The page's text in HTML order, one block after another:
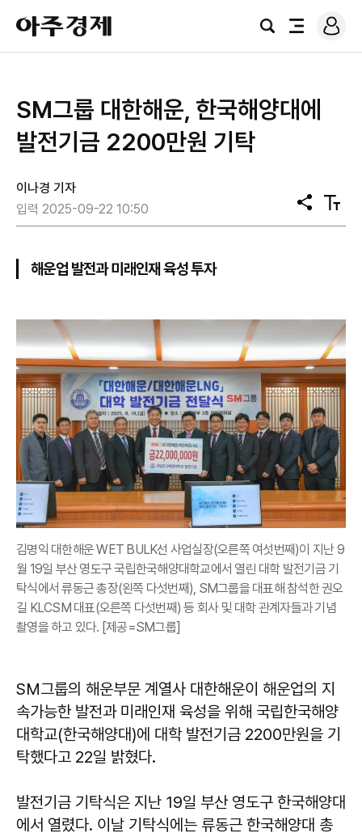
아
주
경
검
전
로
그
SM그룹 대한해운, 한국해양대에
발전기금 2200만원 기탁
이나경 기자
입력 2025-09-22 10:50
공
유
텍
스
해운업 발전과 미래인재 육성 투자
김명익 대한해운 WET BULK선 사업실장(오른쪽 여섯번째)이 지난 9
월 19일 부산 영도구 국립한국해양대학교에서 열린 대학 발전기금 기
탁식에서 류동근 총장(왼쪽 다섯번째), SM그룹을 대표해 참석한 권오
길 KLCSM 대표(오른쪽 다섯번째) 등 회사 및 대학 관계자들과 기념
촬영을 하고 있다. [제공=SM그룹]
SM그룹의 해운부문 계열사 대한해운이 해운업의 지
속가능한 발전과 미래인재 육성을 위해 국립한국해양
대학교(한국해양대)에 대학 발전기금 2200만원을 기
탁했다고 22일 밝혔다.
발전기금 기탁식은 지난 19일 부산 영도구 한국해양대
에서 열렸다. 이날 기탁식에는 류동근 한국해양대 총